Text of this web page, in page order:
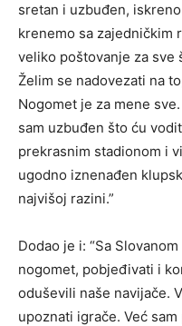
sretan i uzbuđen,
krenemo sa zajedničkim
veliko poštovanje za sve
Želim se nadovezati na
Nogomet je za mene
sam uzbuđen što ću
prekrasnim stadionom i
ugodno iznenađen
najvišoj razini.”
Dodao je i: “Sa
nogomet, pobjeđivati i
oduševili naše navijače.
upoznati igrače. Već